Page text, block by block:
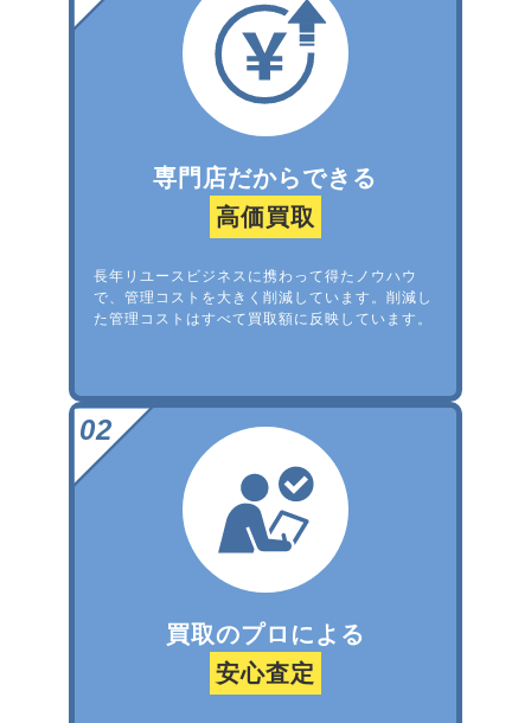
専門店だからできる
高価買取
長年リユースビジネスに携わって得たノウハウ
で、管理コストを大きく削減しています。削減し
た管理コストはすべて買取額に反映しています。
買取のプロによる
安心査定